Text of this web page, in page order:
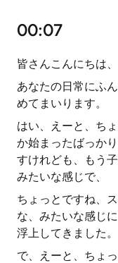
00:07
皆さんこんにちは
あなたの日常にふ
めてまいります。
はい、えーと、ち
か始まったばっか
すけれども、もう
みたいな感じで、
ちょっとですね、
な、みたいな感じ
浮上してきました。
で、えーと、ちょ